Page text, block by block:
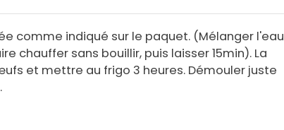
comme indiqué sur le paquet. (Mélanger l'eau
chauffer sans bouillir, puis laisser 15min). La
et mettre au frigo 3 heures. Démouler juste